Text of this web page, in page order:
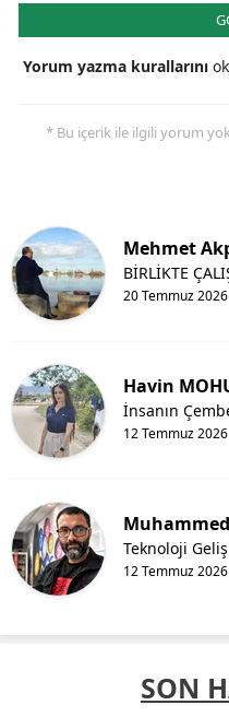
Yorum yazma kurallarını
* Bu içerik ile ilgili yorum
Mehmet
20 Temmuz 2026
BİRLİKTE
Havin
12 Temmuz 2026
İnsanın
12 Temmuz 2026
Teknoloji
SON